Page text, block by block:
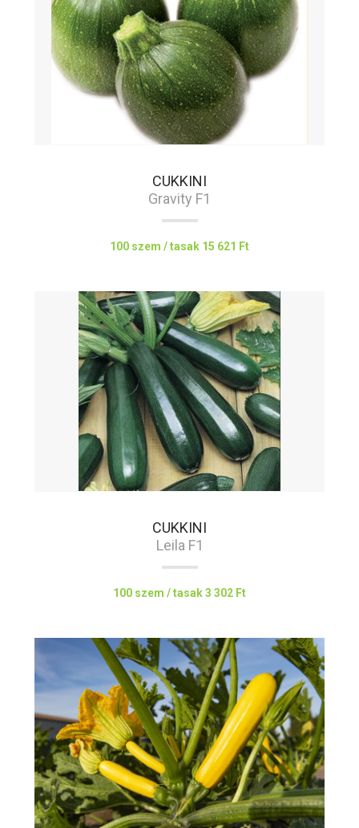
CUKKINI
Gravity F1
100 szem / tasak 15 621 Ft
CUKKINI
Leila F1
100 szem / tasak3 302 Ft